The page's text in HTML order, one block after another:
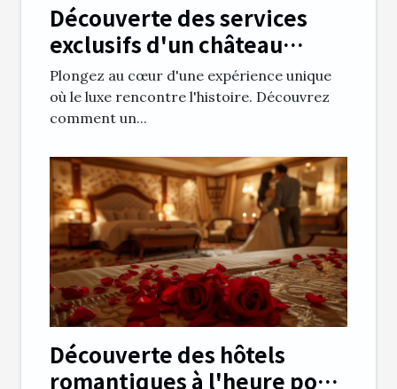
Découverte des services
exclusifs d'un château
historique transformé en
hôtel
Plongez au cœur d'une expérience unique
où le luxe rencontre l'histoire. Découvrez
comment un...
Découverte des hôtels
romantiques à l'heure pour